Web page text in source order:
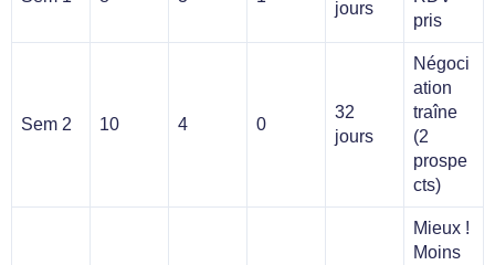
jours
pris
Sem 2 10 4 0
32
jours
Négoci
ation
traîne
(2
prospe
cts)
Mieux !
Moins